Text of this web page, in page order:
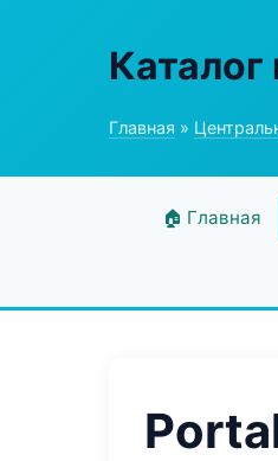
Главная »
🏠 Главная